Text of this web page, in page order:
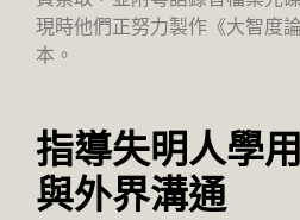
現時他們正努力製作《大智度
本。
指導失明人學
與外界溝通